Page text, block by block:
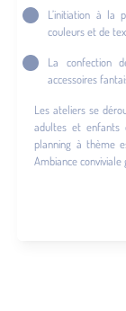
L’initiation à la
couleurs et de
La confection
accessoires
Les ateliers se
adultes et enfants
planning à thème
Ambiance conviviale